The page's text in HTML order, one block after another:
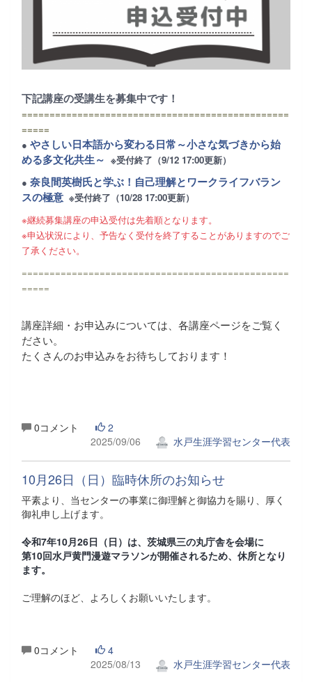
下記講座の受講生を募集中です！
================================================
=====
● やさしい日本語から変わる日常～小さな気づきから始
める多文化共生～ ※受付終了（9/12 17:00更新）
● 奈良間英樹氏と学ぶ！自己理解とワークライフバラン
スの極意 ※受付終了（10/28 17:00更新）
※継続募集講座の申込受付は先着順となります。
※申込状況により、予告なく受付を終了することがありますのでご
了承ください。
================================================
=====
講座詳細・お申込みについては、各講座ページをご覧く
ださい。
たくさんのお申込みをお待ちしております！
0コメント
2
2025/09/06
水戸生涯学習センター代表
10月26日（日）臨時休所のお知らせ
平素より、当センターの事業に御理解と御協力を賜り、厚く
御礼申し上げます。
令和7年10月26日（日）は、茨城県三の丸庁舎を会場に
第10回水戸黄門漫遊マラソンが開催されるため、休所となり
ます。
ご理解のほど、よろしくお願いいたします。
0コメント
4
2025/08/13
水戸生涯学習センター代表